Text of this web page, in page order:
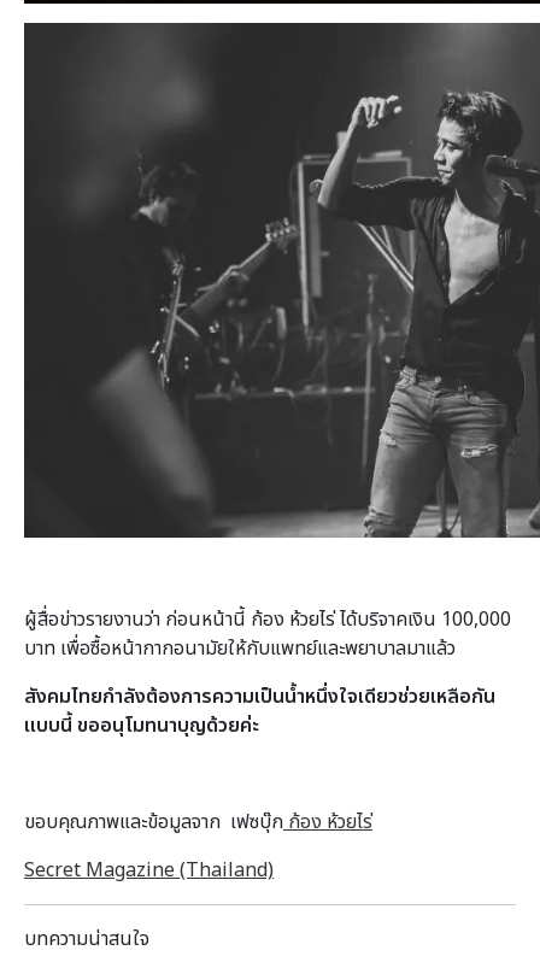
ผู้สื่อข่าวรายงานว่า ก่อนหน้านี้ ก้อง ห้วยไร่ ได้บริจาคเงิน 100,000
บาท เพื่อซื้อหน้ากากอนามัยให้กับแพทย์และพยาบาลมาแล้ว
สังคมไทยกำลังต้องการความเป็นน้ำหนึ่งใจเดียวช่วยเหลือกัน
แบบนี้ ขออนุโมทนาบุญด้วยค่ะ
ขอบคุณภาพและข้อมูลจาก เฟซบุ๊ก ก้อง ห้วยไร่
Secret Magazine (Thailand)
บทความน่าสนใจ